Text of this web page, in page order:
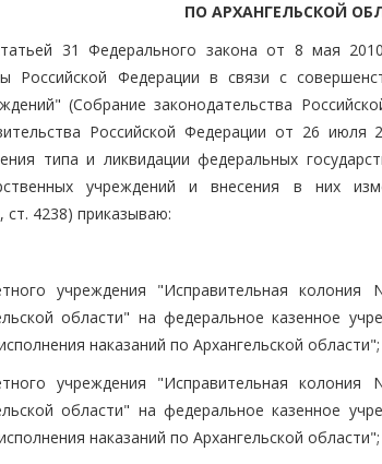
ПО АРХАНГЕЛЬСКОЙ
31 Федерального закона от 8 мая
Российской Федерации в связи с
(Собрание законодательства
Российской Федерации от 26
типа и ликвидации федеральных
учреждений и внесения в них
4238) приказываю:
учреждения "Исправительная
области" на федеральное казенное
наказаний по Архангельской области";
учреждения "Исправительная
области" на федеральное казенное
наказаний по Архангельской области";